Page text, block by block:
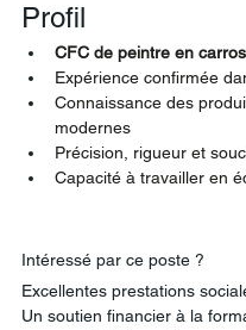
Profil
CFC de peintre en
Expérience confirmée
Connaissance des
modernes
Précision, rigueur et
Capacité à travailler en
Intéressé par ce poste ?
Excellentes prestations
Un soutien financier à la